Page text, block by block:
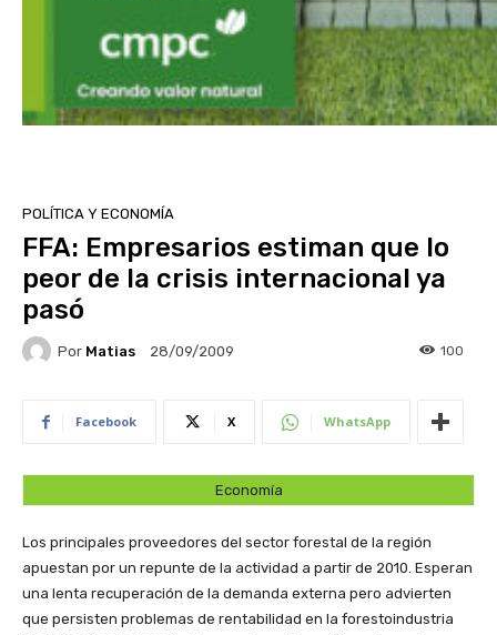
POLÍTICA Y ECONOMÍA
FFA: Empresarios estiman que lo
peor de la crisis internacional ya
pasó
Por Matias 28/09/2009 100
Facebook X WhatsApp
Economía
Los principales proveedores del sector forestal de la región
apuestan por un repunte de la actividad a partir de 2010. Esperan
una lenta recuperación de la demanda externa pero advierten
que persisten problemas de rentabilidad en la forestoindustria